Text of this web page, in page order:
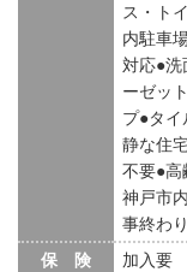
ス・ト
内駐車
対応 洗
ーゼット
プ タイ
静な住
不要 高
神戸市
事終わ
保 険
加入要